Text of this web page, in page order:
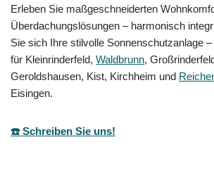
Erleben Sie maßgeschneiderten
Überdachungslösungen – harmonisch
Sie sich Ihre stilvolle Sonnenschutzanlage
für Kleinrinderfeld, Waldbrunn,
Geroldshausen, Kist, Kirchheim und
Eisingen.
☎️ Schreiben Sie uns!